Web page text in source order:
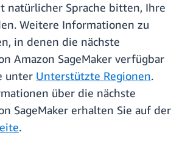
natürlicher Sprache bitten, Ihre
Weitere Informationen zu
in denen die nächste
Amazon SageMaker verfügbar
unter Unterstützte Regionen.
über die nächste
SageMaker erhalten Sie auf der
.